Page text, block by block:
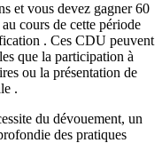
et vous devez gagner 60
cours de cette période
. Ces CDU peuvent
que la participation à
ou la présentation de
.
du dévouement, un
des pratiques